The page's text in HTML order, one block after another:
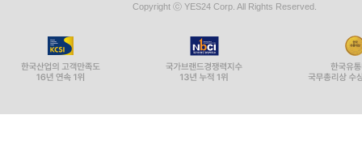
Copyright ⓒ YES24 Corp. All Rights Reserved.